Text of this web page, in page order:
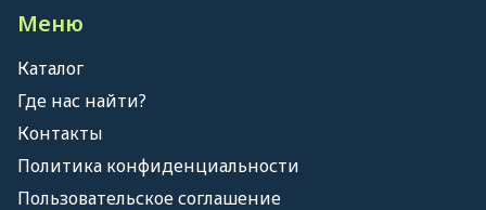
Меню
Каталог
Где нас найти?
Контакты
Политика конфиденциальности
Пользовательское соглашение